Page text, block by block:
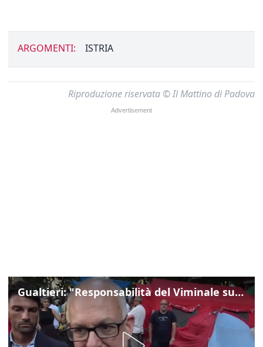
ARGOMENTI: ISTRIA
Riproduzione riservata © Il Mattino di Padova
Gualtieri: "Responsabilità del Viminale su Spin Time? La posizione dei partiti è nota"